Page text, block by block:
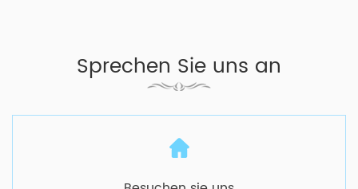
Sprechen Sie uns an